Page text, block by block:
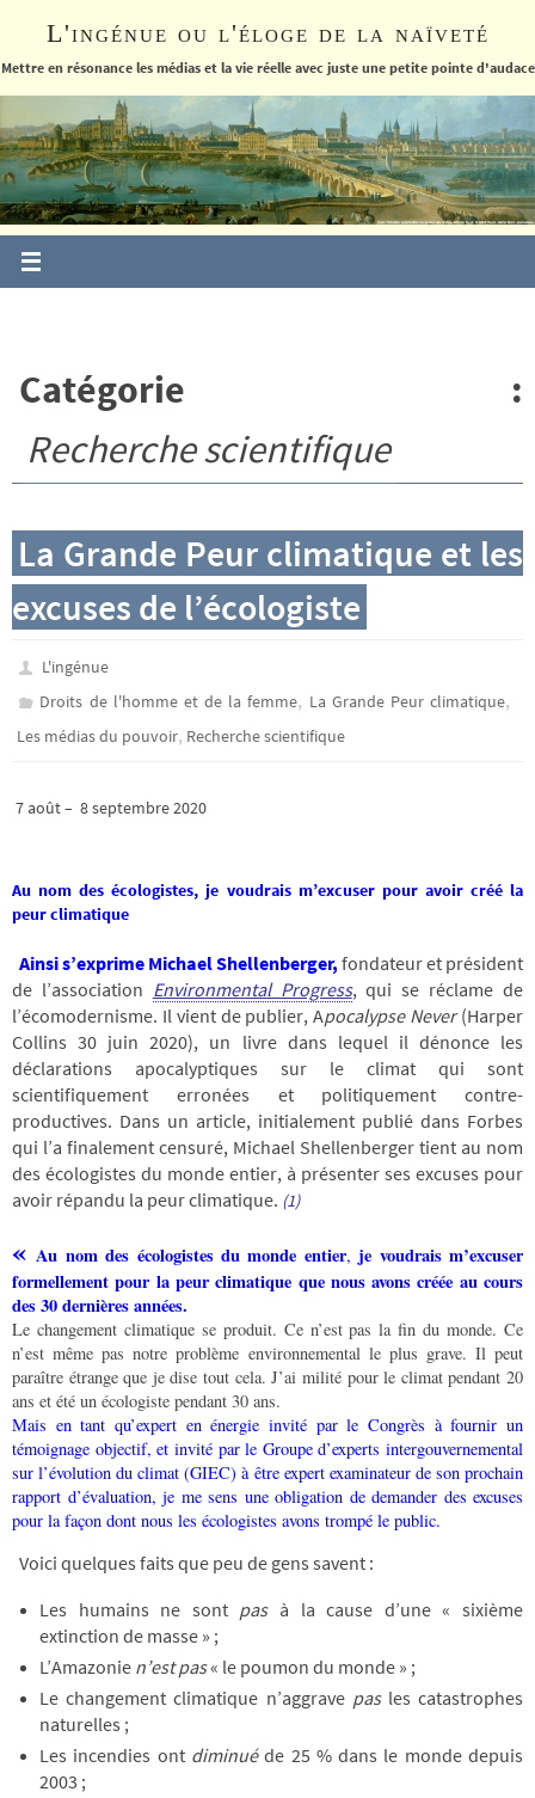
le
L'ingénue ou l'éloge de la naïveté
Mettre en résonance les médias et la vie réelle avec juste une petite pointe d'audace
Catégorie :
Recherche scientifique
La Grande Peur climatique et les
excuses de l’écologiste
L'ingénue
Droits de l'homme et de la femme, La Grande Peur climatique,
Les médias du pouvoir, Recherche scientifique
7 août – 8 septembre 2020
Au nom des écologistes, je voudrais m’excuser pour avoir créé la
peur climatique
Ainsi s’exprime Michael Shellenberger, fondateur et président
de l’association Environmental Progress, qui se réclame de
l’écomodernisme. Il vient de publier, Apocalypse Never(Harper
Collins 30 juin 2020), un livre dans lequel il dénonce les
déclarations apocalyptiques sur le climat qui sont
scientifiquement erronées et politiquement contre-
productives. Dans un article, initialement publié dans Forbes
qui l’a finalement censuré, Michael Shellenberger tient au nom
des écologistes du monde entier, à présenter ses excuses pour
avoir répandu la peur climatique. (1)
«Au nom des écologistes du monde entier, je voudrais m’excuser
formellement pour la peur climatique que nous avons créée au cours
des 30 dernières années.
Le changement climatique se produit. Ce n’est pas la fin du monde. Ce
n’est même pas notre problème environnemental le plus grave. Il peut
paraître étrange que je dise tout cela. J’ai milité pour le climat pendant 20
ans et été un écologiste pendant 30 ans.
Mais en tant qu’expert en énergie invité par le Congrès à fournir un
témoignage objectif, et invité par le Groupe d’experts intergouvernemental
sur l’évolution du climat (GIEC) à être expert examinateur de son prochain
rapport d’évaluation, je me sens une obligation de demander des excuses
pour la façon dont nous les écologistes avons trompé le public.
Voici quelques faits que peu de gens savent :
Les humains ne sont pas à la cause d’une « sixième
extinction de masse » ;
L’Amazonie n’est pas« le poumon du monde » ;
Le changement climatique n’aggrave pas les catastrophes
naturelles ;
Les incendies ont diminuéde 25 % dans le monde depuis
2003 ;